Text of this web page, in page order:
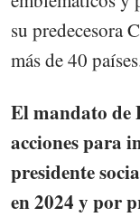
su predecesora
más de 40
El mandato de
acciones para
presidente
en 2024 y por